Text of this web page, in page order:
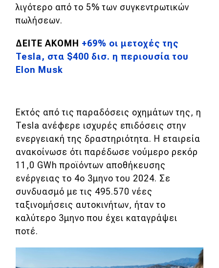
Παρουσιάσεις
DRIVE Away
MOTO
Οδηγός αγοράς
Συμβουλές
Χρηστικά
Συμβουλές
ΚΤΕΟ
Οδική βοήθεια
λιγότερο από το 5% των συγκεντρωτικών
πωλήσεων.
ΔΕΙΤΕ ΑΚΟΜΗ +69% οι μετοχές της
Tesla, στα $400 δισ. η περιουσία του
Elon Musk
Εκτός από τις παραδόσεις οχημάτων της, η
Tesla ανέφερε ισχυρές επιδόσεις στην
ενεργειακή της δραστηριότητα. Η εταιρεία
ανακοίνωσε ότι παρέδωσε νούμερο ρεκόρ
11,0 GWh προϊόντων αποθήκευσης
ενέργειας το 4ο 3μηνο του 2024. Σε
συνδυασμό με τις 495.570 νέες
ταξινομήσεις αυτοκινήτων, ήταν το
καλύτερο 3μηνο που έχει καταγράψει
ποτέ.